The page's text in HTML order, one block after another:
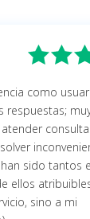
como
respuestas;
sido tantos
ellos
sino a mi